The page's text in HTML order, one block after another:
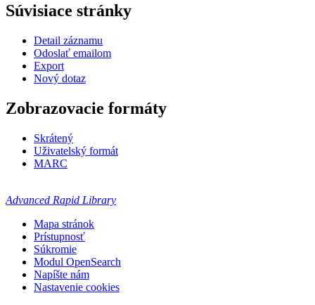
Súvisiace stránky
Detail záznamu
Odoslať emailom
Export
Nový dotaz
Zobrazovacie formáty
Skrátený
Uživatelský formát
MARC
Advanced Rapid Library
Mapa stránok
Prístupnosť
Súkromie
Modul OpenSearch
Napíšte nám
Nastavenie cookies